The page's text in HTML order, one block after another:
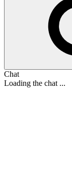
Chat
Loading the chat ...